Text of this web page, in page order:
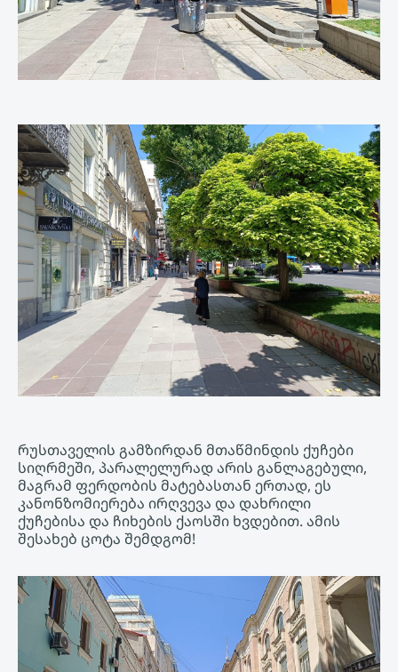
რუსთაველის გამზირდან მთაწმინდის ქუჩები
სიღრმეში, პარალელურად არის განლაგებული,
მაგრამ ფერდობის მატებასთან ერთად, ეს
კანონზომიერება ირღვევა და დახრილი
ქუჩებისა და ჩიხების ქაოსში ხვდებით. ამის
შესახებ ცოტა შემდგომ!